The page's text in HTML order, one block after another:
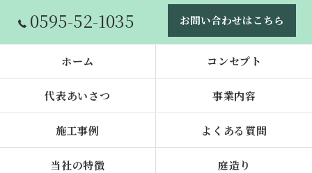
0595-52-1035 お問い合わせはこちら
ホーム コンセプト
代表あいさつ 事業内容
施工事例 よくある質問
当社の特徴 庭造り